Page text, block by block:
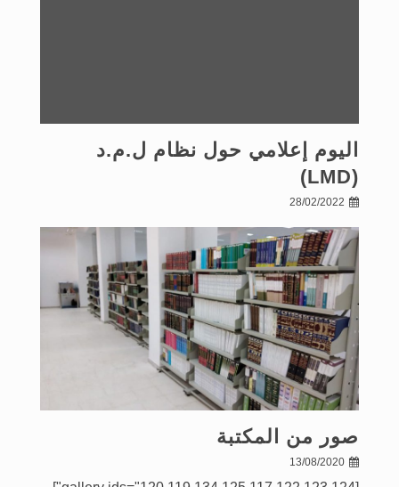
اليوم إعلامي حول نظام ل.م.د
(LMD)
28/02/2022
صور من المكتبة
13/08/2020